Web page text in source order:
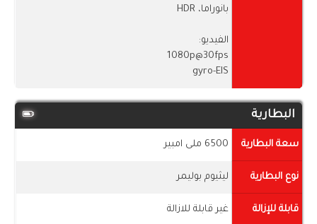
بانوراما، HDR
الفيديو:
1080p@30fps
gyro-EIS
البطارية
سعة البطارية 6500 ملى امبير
نوع البطارية ليثيوم بوليمر
قابلة للإزالة غير قابلة للازالة